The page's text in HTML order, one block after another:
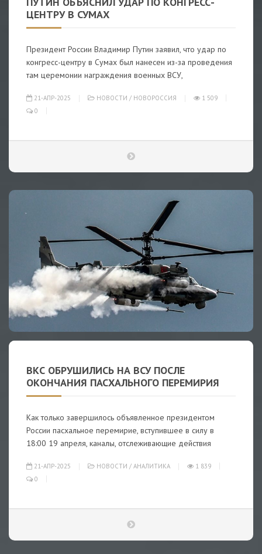
ЦЕНТРУ В СУМАХ
Президент России Владимир Путин заявил, что удар по
конгресс-центру в Сумах был нанесен из-за проведения
там церемонии награждения военных ВСУ,
21-АПР-2025 НОВОСТИ / НОВОРОССИЯ
1 509
0
ВКС ОБРУШИЛИСЬ НА ВСУ ПОСЛЕ
ОКОНЧАНИЯ ПАСХАЛЬНОГО ПЕРЕМИРИЯ
Как только завершилось объявленное президентом
России пасхальное перемирие, вступившее в силу в
18:00 19 апреля, каналы, отслеживающие действия
21-АПР-2025 НОВОСТИ / АНАЛИТИКА
1 839
0